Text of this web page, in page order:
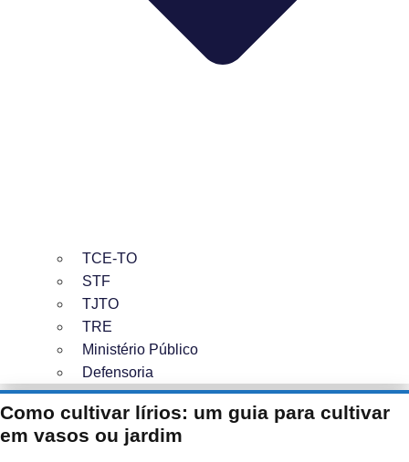
TCE-TO
STF
TJTO
TRE
Ministério Público
Defensoria
Como cultivar lírios: um guia para cultivar
em vasos ou jardim